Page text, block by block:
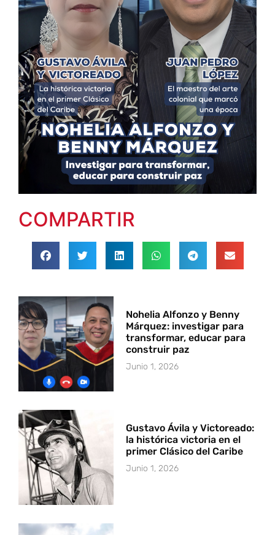
COMPARTIR
Nohelia Alfonzo y Benny
Márquez: investigar para
transformar, educar para
construir paz
Junio 1, 2026
Gustavo Ávila y Victoreado:
la histórica victoria en el
primer Clásico del Caribe
Junio 1, 2026